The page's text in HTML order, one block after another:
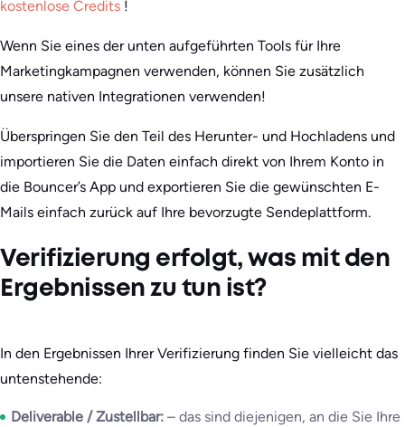
kostenlose Credits !
Wenn Sie eines der unten aufgeführten Tools für Ihre
Marketingkampagnen verwenden, können Sie zusätzlich
unsere nativen Integrationen verwenden!
Überspringen Sie den Teil des Herunter- und Hochladens und
importieren Sie die Daten einfach direkt von Ihrem Konto in
die Bouncer’s App und exportieren Sie die gewünschten E-
Mails einfach zurück auf Ihre bevorzugte Sendeplattform.
Verifizierung erfolgt, was mit den
Ergebnissen zu tun ist?
In den Ergebnissen Ihrer Verifizierung finden Sie vielleicht das
untenstehende:
Deliverable / Zustellbar: – das sind diejenigen, an die Sie Ihre